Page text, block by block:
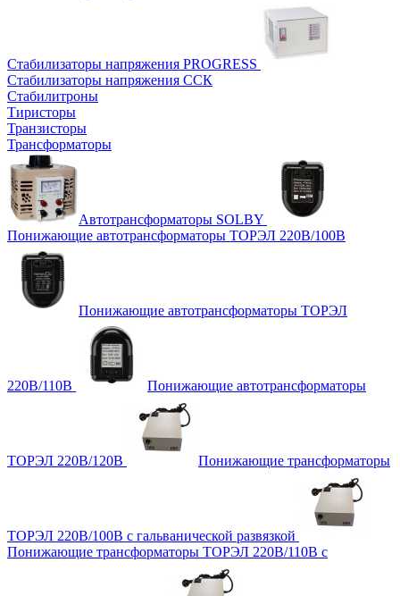
Стабилизаторы напряжения PROGRESS
Стабилизаторы напряжения ССК
Стабилитроны
Тиристоры
Транзисторы
Трансформаторы
Автотрансформаторы SOLBY
Понижающие автотрансформаторы ТОРЭЛ 220В/100В
Понижающие автотрансформаторы ТОРЭЛ
220В/110В Понижающие автотрансформаторы
ТОРЭЛ 220В/120В Понижающие трансформаторы
ТОРЭЛ 220В/100В с гальванической развязкой
Понижающие трансформаторы ТОРЭЛ 220В/110В с